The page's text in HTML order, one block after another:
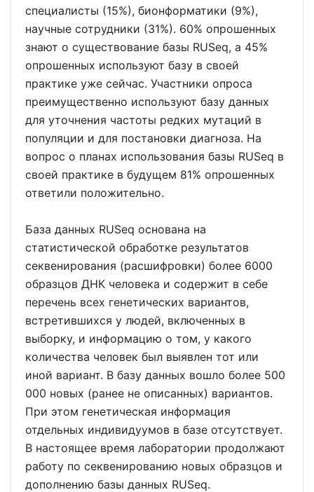
специалисты (15%), бионформатики (9%),
научные сотрудники (31%). 60% опрошенных
знают о существование базы RUSeq, а 45%
опрошенных используют базу в своей
практике уже сейчас. Участники опроса
преимущественно используют базу данных
для уточнения частоты редких мутаций в
популяции и для постановки диагноза. На
вопрос о планах использования базы RUSeq в
своей практике в будущем 81% опрошенных
ответили положительно.
База данных RUSeq основана на
статистической обработке результатов
секвенирования (расшифровки) более 6000
образцов ДНК человека и содержит в себе
перечень всех генетических вариантов,
встретившихся у людей, включенных в
выборку, и информацию о том, у какого
количества человек был выявлен тот или
иной вариант. В базу данных вошло более 500
000 новых (ранее не описанных) вариантов.
При этом генетическая информация
отдельных индивидуумов в базе отсутствует.
В настоящее время лаборатории продолжают
работу по секвенированию новых образцов и
дополнению базы данных RUSeq.